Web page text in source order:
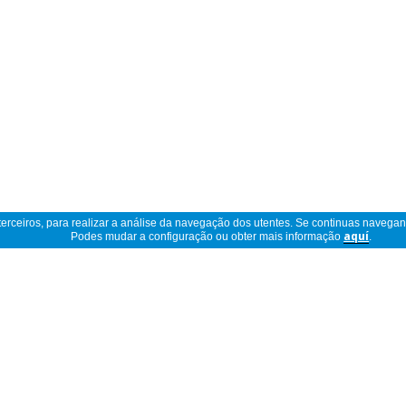
para realizar a análise da navegação dos utentes. Se continuas
Podes mudar a configuração ou obter mais informação aquí.